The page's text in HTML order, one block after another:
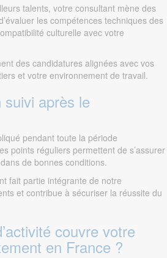
talents, votre consultant mène des
les compétences techniques des
culturelle avec votre
des candidatures alignées avec vos
et votre environnement de travail.
après le
pendant toute la période
points réguliers permettent de s’assurer
de bonnes conditions.
fait partie intégrante de notre
et contribue à sécuriser la réussite du
couvre votre
en France ?